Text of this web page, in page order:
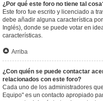
¿Por qué este foro no tiene tal
Este foro fue escrito y licenciado a
debe añadir alguna característica
Inglés), donde se puede votar en
características.
Arriba
¿Con quién se puede contactar
relacionados con este foro?
Cada uno de los administradores
Equipo" es un contacto apropiado